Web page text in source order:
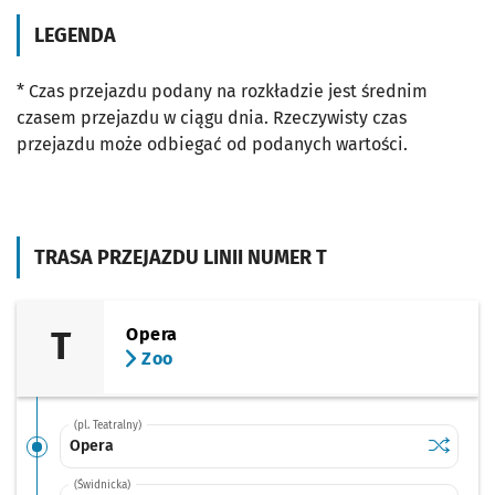
TRASA PRZEJAZDU LINII NUMER T
T
Opera
Zoo
(pl. Teatralny)
Opera Sprawdź
Opera
(Świdnicka)
LEGENDA
* Czas przejazdu podany na rozkładzie jest średnim
czasem przejazdu w ciągu dnia. Rzeczywisty czas
przejazdu może odbiegać od podanych wartości.